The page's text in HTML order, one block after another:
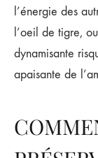
l’énergie des
l’oeil de tigre,
dynamisante
apaisante de